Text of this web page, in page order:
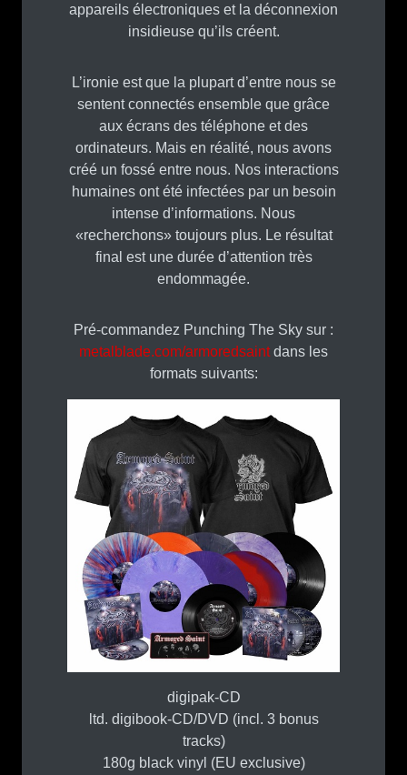
appareils électroniques et la déconnexion
insidieuse qu’ils créent.
L’ironie est que la plupart d’entre nous se
sentent connectés ensemble que grâce
aux écrans des téléphone et des
ordinateurs. Mais en réalité, nous avons
créé un fossé entre nous. Nos interactions
humaines ont été infectées par un besoin
intense d’informations. Nous
«recherchons» toujours plus. Le résultat
final est une durée d’attention très
endommagée.
Pré-commandez Punching The Sky sur :
metalblade.com/armoredsaintdans les
formats suivants:
digipak-CD
ltd. digibook-CD/DVD (incl. 3 bonus
tracks)
180g black vinyl (EU exclusive)